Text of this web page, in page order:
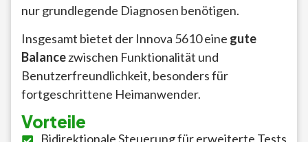
nur grundlegende Diagnosen benötigen.
Insgesamt bietet der Innova 5610 eine gute
Balancezwischen Funktionalität und
Benutzerfreundlichkeit, besonders für
fortgeschrittene Heimanwender.
Vorteile
Bidirektionale Steuerung für erweiterte Tests